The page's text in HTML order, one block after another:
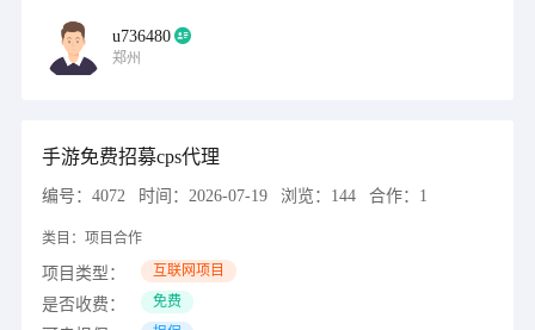
u736480
郑州
手游免费招募cps代理
编号： 4072 时间： 2026-07-19 浏览： 144 合作： 1
类目： 项目合作
项目类型： 互联网项目
是否收费： 免费